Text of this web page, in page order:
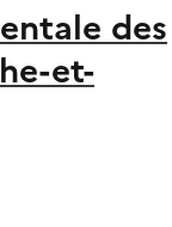
des
et-